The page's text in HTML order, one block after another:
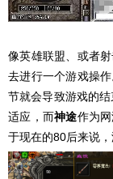
像英雄联盟、或者
去进行一个游戏操
节就会导致游戏的
适应，而神途作为
于现在的80后来说